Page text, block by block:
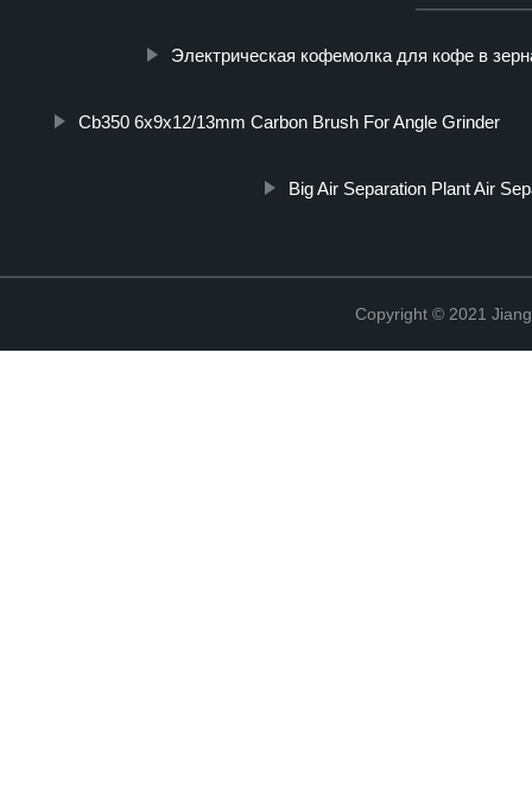
Электрическая кофемолка для кофе в
Cb350 6x9x12/13mm Carbon Brush For Angle Grinder
Big Air Separation Plant Air
Copyright © 2021